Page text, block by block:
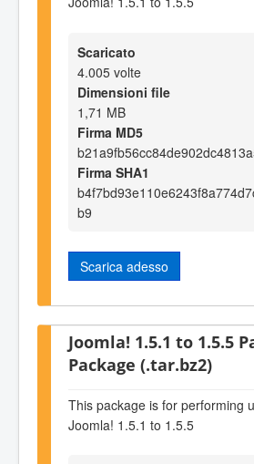
Scaricato
4.005 volte
Dimensioni file
1,71 MB
Firma MD5
Firma SHA1
b9
Scarica adesso
Joomla! 1.5.1 to 1.5.5
Package (.tar.bz2)
This package is for performing
Joomla! 1.5.1 to 1.5.5